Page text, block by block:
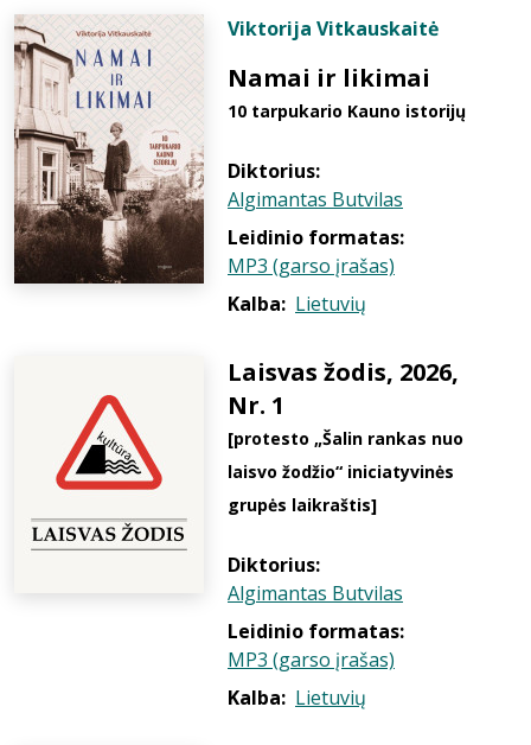
Viktorija Vitkauskaitė
Namai ir likimai
10 tarpukario Kauno istorijų
Diktorius:
Algimantas Butvilas
Leidinio formatas:
MP3 (garso įrašas)
Kalba: Lietuvių
Laisvas žodis, 2026,
Nr. 1
[protesto „Šalin rankas nuo
laisvo žodžio“ iniciatyvinės
grupės laikraštis]
Diktorius:
Algimantas Butvilas
Leidinio formatas:
MP3 (garso įrašas)
Kalba: Lietuvių